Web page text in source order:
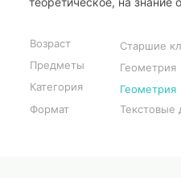
Возраст
Старшие
Предметы
Геометрия
Категория
Геометрия
Формат
Текстовые